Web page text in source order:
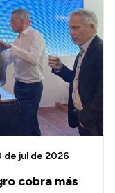
cobra más
de jul de 2026